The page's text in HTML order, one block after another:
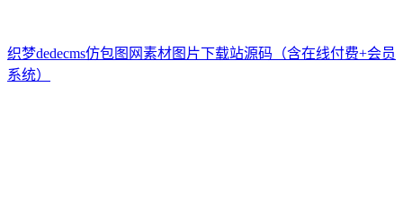
织梦dedecms仿包图网素材图片下载站源码（含在线付费+会员
系统）